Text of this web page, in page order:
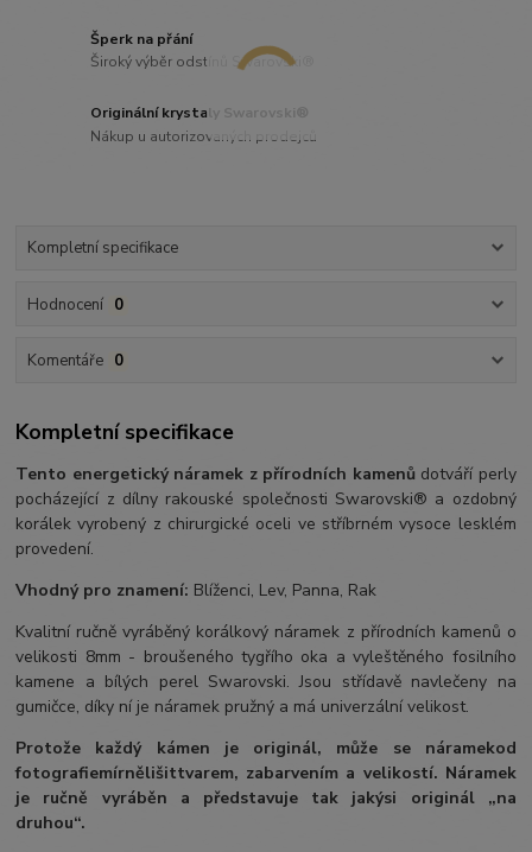
Šperk na přání
Široký výběr odstínů Swarovski®
Originální krystaly Swarovski®
Nákup u autorizovaných prodejců
Kompletní specifikace
Hodnocení 0
Komentáře 0
Kompletní specifikace
Tento energetický náramek z přírodních kamenů dotváří perly
pocházející z dílny rakouské společnosti Swarovski® a ozdobný
korálek vyrobený z chirurgické oceli ve stříbrném vysoce lesklém
provedení.
Vhodný pro znamení: Blíženci, Lev, Panna, Rak
Kvalitní ručně vyráběný korálkový náramek z přírodních kamenů o
velikosti 8mm - broušeného tygřího oka a vyleštěného fosilního
kamene a bílých perel Swarovski. Jsou střídavě navlečeny na
gumičce, díky ní je náramek pružný a má univerzální velikost.
Protože každý kámen je originál, může se náramekod
fotografiemírnělišittvarem, zabarvením a velikostí. Náramek
je ručně vyráběn a představuje tak jakýsi originál „na
druhou“.